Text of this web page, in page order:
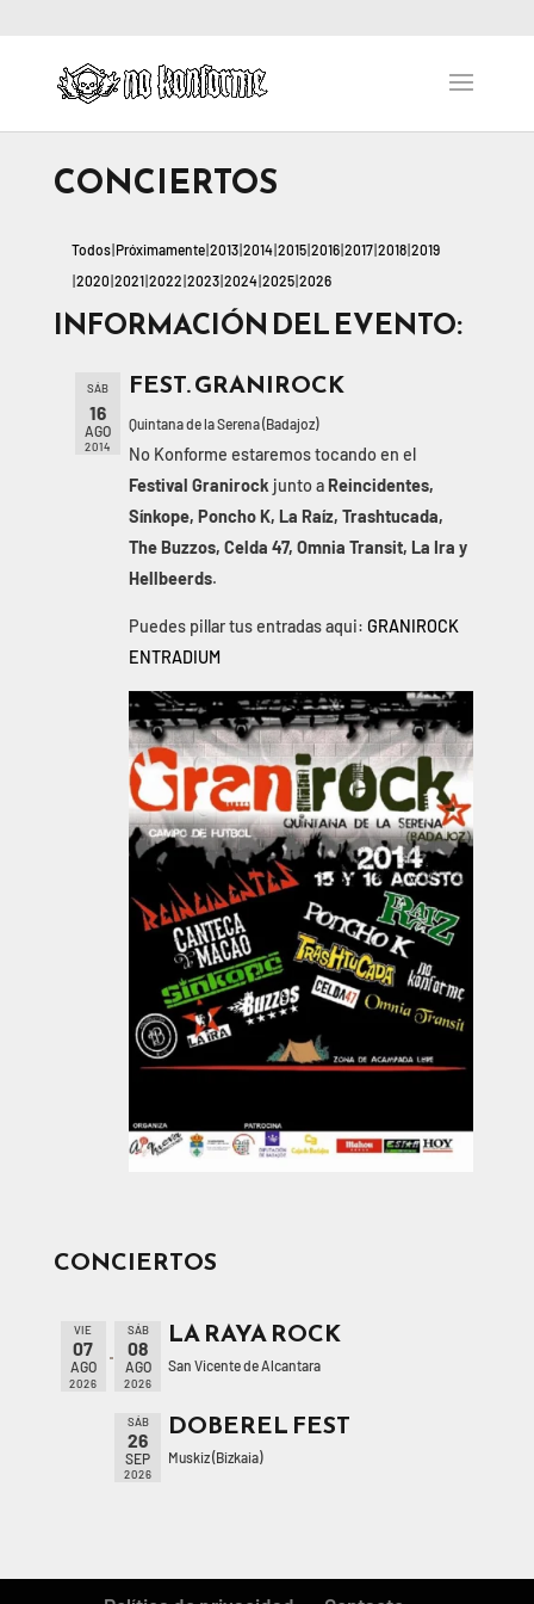
CONCIERTOS
Todos Próximamente 2013 2014 2015 2016 2017 2018 2019
2020 2021 2022 2023 2024 2025 2026
INFORMACIÓN DEL EVENTO:
SÁB
16
AGO
2014
FEST. GRANIROCK
Quintana de la Serena (Badajoz)
No Konforme estaremos tocando en el
Festival Granirock junto a Reincidentes,
Sínkope, Poncho K, La Raíz, Trashtucada,
The Buzzos, Celda 47, Omnia Transit, La Ira y
Hellbeerds.
Puedes pillar tus entradas aqui: GRANIROCK
ENTRADIUM
CONCIERTOS
VIE
07
AGO
2026
SÁB
08
AGO
2026
LA RAYA ROCK
San Vicente de Alcantara
SÁB
26
SEP
2026
DOBEREL FEST
Muskiz (Bizkaia)